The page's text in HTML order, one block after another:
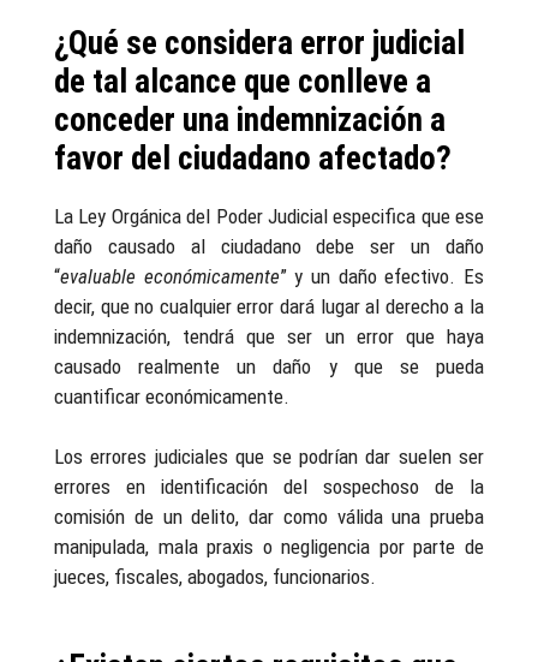
¿Qué se considera error judicial
de tal alcance que conlleve a
conceder una indemnización a
favor del ciudadano afectado?
La Ley Orgánica del Poder Judicial especifica que ese
daño causado al ciudadano debe ser un daño
“evaluable económicamente” y un daño efectivo. Es
decir, que no cualquier error dará lugar al derecho a la
indemnización, tendrá que ser un error que haya
causado realmente un daño y que se pueda
cuantificar económicamente.
Los errores judiciales que se podrían dar suelen ser
errores en identificación del sospechoso de la
comisión de un delito, dar como válida una prueba
manipulada, mala praxis o negligencia por parte de
jueces, fiscales, abogados, funcionarios.